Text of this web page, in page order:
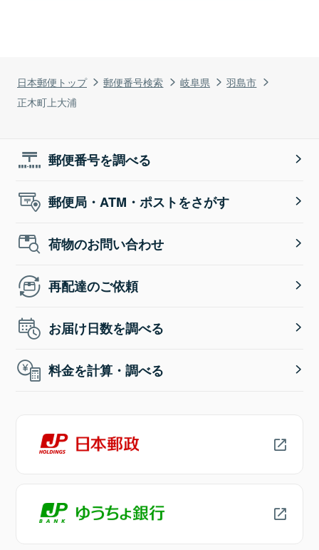
日本郵便トップ 郵便番号検索 岐阜県
羽島市
正木町上大浦
郵便番号を調べる
郵便局・ATM・ポストをさがす
荷物のお問い合わせ
再配達のご依頼
お届け日数を調べる
料金を計算・調べる